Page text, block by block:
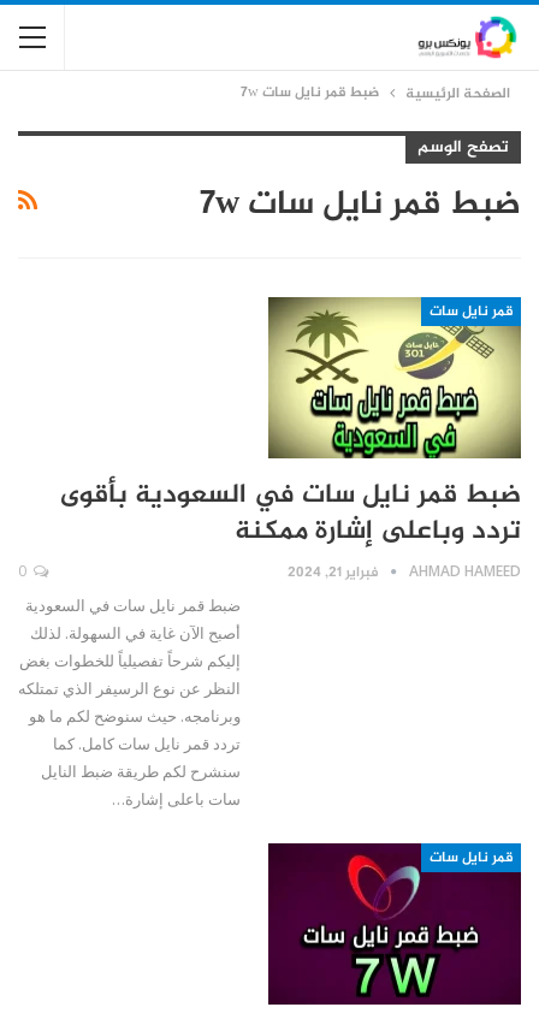
الصفحة الرئيسية ضبط قمر نايل سات 7w
تصفح الوسم
ضبط قمر نايل سات 7w
قمر نايل سات
ضبط قمر نايل سات في السعودية بأقوى
تردد وباعلى إشارة ممكنة
AHMAD HAMEED فبراير 21, 2024
ضبط قمر نايل سات في السعودية
أصبح الآن غاية في السهولة. لذلك
إليكم شرحاً تفصيلياً للخطوات بغض
النظر عن نوع الرسيفر الذي تمتلكه
وبرنامجه. حيث سنوضح لكم ما هو
تردد قمر نايل سات كامل. كما
سنشرح لكم طريقة ضبط النايل
سات باعلى إشارة…
قمر نايل سات